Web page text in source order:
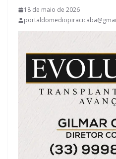
18 de maio de 2026